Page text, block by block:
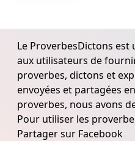
Le ProverbesDictons
aux utilisateurs de
proverbes, dictons et
envoyées et partagées
proverbes, nous avons
Pour utiliser les
Partager sur Facebook